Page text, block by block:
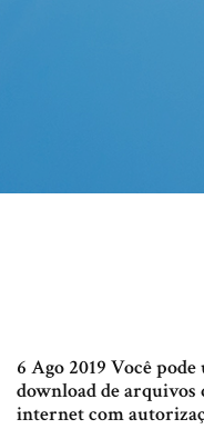
6 Ago 2019 Você
download de arquivos
internet com